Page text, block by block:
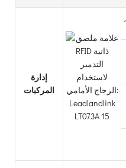
إدارة
المركبات